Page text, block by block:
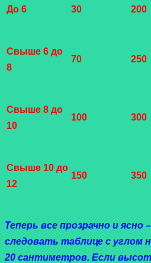
До 6 30 200
Свыше 6 до
8
70 250
Свыше 8 до
10
100 300
Свыше 10 до
12
150 350
Теперь все прозрачно и
следовать таблице с углом
20 сантиметров. Если